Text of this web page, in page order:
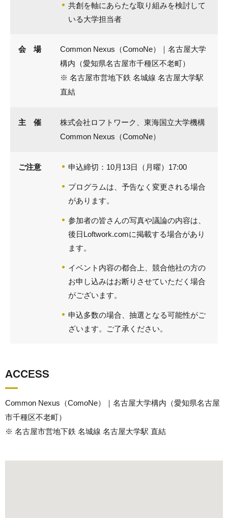
共創を軸にあらたな取り組みを検討して
いる大学担当者
会 場
Common Nexus（ComoNe）｜名古屋大学
構内（愛知県名古屋市千種区不老町）
※ 名古屋市営地下鉄 名城線 名古屋大学駅
直結
主 催
株式会社ロフトワーク、東海国立大学機構
Common Nexus（ComoNe）
ご注意 申込締切：10月13日（月曜）17:00
プログラムは、予告なく変更される場合
があります。
参加者の皆さんの写真や議論の内容は、
後日Loftwork.comに掲載する場合があり
ます。
イベント内容の都合上、競合他社の方の
お申し込みはお断りさせていただく場合
がございます。
申込多数の場合、抽選となる可能性がご
ざいます。ご了承ください。
ACCESS
Common Nexus（ComoNe）｜名古屋大学構内（愛知県名古屋
市千種区不老町）
※ 名古屋市営地下鉄 名城線 名古屋大学駅 直結